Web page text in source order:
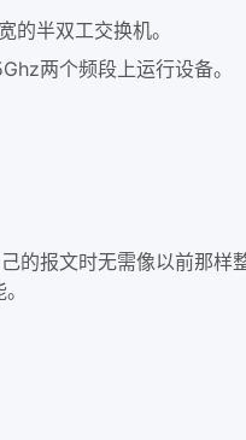
半双工交换机。
两个频段上运行设备。
报文时无需像以前那样整